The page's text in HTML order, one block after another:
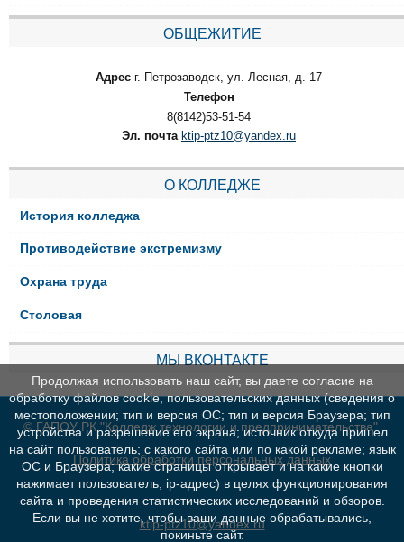
ОБЩЕЖИТИЕ
Адрес г. Петрозаводск, ул. Лесная, д. 17
Телефон
8(8142)53-51-54
Эл. почта ktip-ptz10@yandex.ru
О КОЛЛЕДЖЕ
История колледжа
Противодействие экстремизму
Охрана труда
Столовая
МЫ ВКОНТАКТЕ
© ГАПОУ РК "Колледж технологии и предпринимательства"
Политика обработки персональных данных
ktip-ptz10@yandex.ru
Продолжая использовать наш сайт, вы даете согласие на
обработку файлов cookie, пользовательских данных (сведения о
местоположении; тип и версия ОС; тип и версия Браузера; тип
устройства и разрешение его экрана; источник откуда пришел
на сайт пользователь; с какого сайта или по какой рекламе; язык
ОС и Браузера; какие страницы открывает и на какие кнопки
нажимает пользователь; ip-адрес) в целях функционирования
сайта и проведения статистических исследований и обзоров.
Если вы не хотите, чтобы ваши данные обрабатывались,
покиньте сайт.